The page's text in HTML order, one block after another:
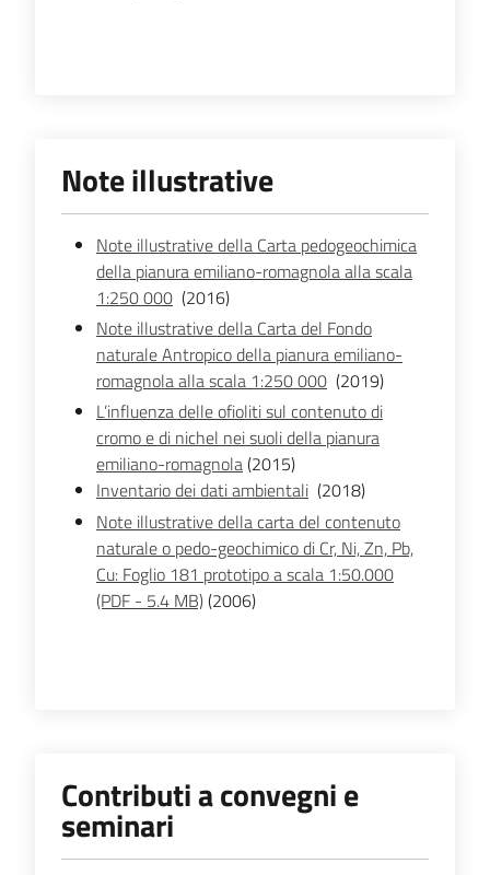
Note illustrative
Note illustrative della Carta pedogeochimica
della pianura emiliano-romagnola alla scala
1:250 000 (2016)
Note illustrative della Carta del Fondo
naturale Antropico della pianura emiliano-
romagnola alla scala 1:250 000 (2019)
L’influenza delle ofioliti sul contenuto di
cromo e di nichel nei suoli della pianura
emiliano-romagnola(2015)
Inventario dei dati ambientali (2018)
Note illustrative della carta del contenuto
naturale o pedo-geochimico di Cr, Ni, Zn, Pb,
Cu: Foglio 181 prototipo a scala 1:50.000
(PDF - 5.4 MB)(2006)
Contributi a convegni e
seminari